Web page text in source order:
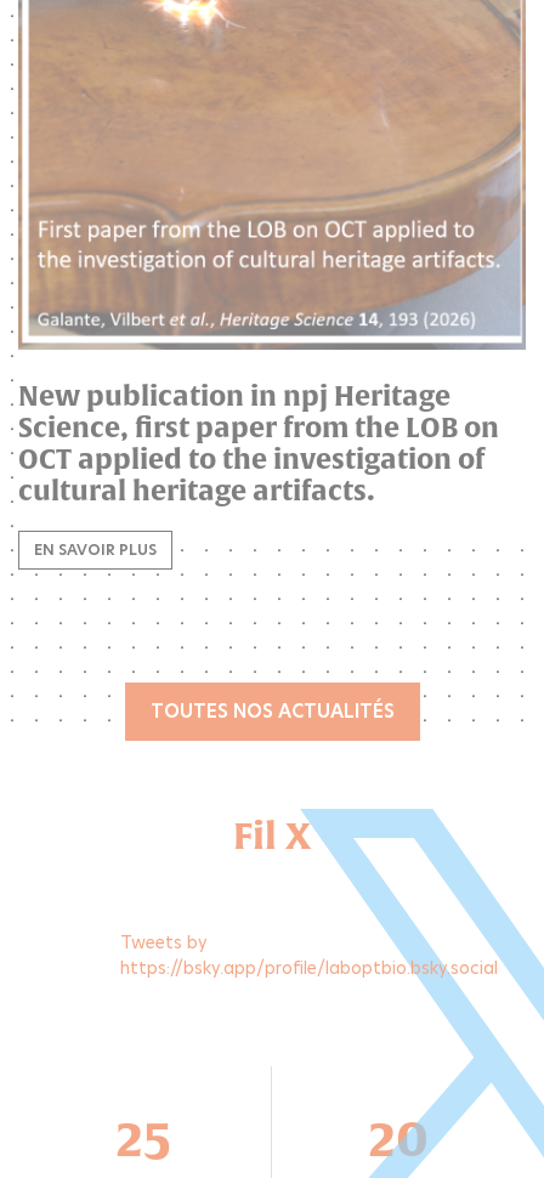
New publication in npj Heritage
Science, first paper from the LOB on
OCT applied to the investigation of
cultural heritage artifacts.
EN SAVOIR PLUS
TOUTES NOS ACTUALITÉS
Fil X
Tweets by
https://bsky.app/profile/laboptbio.bsky.social
25 20